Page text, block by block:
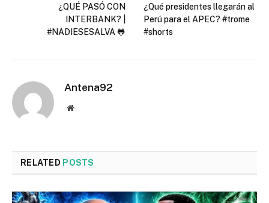
¿QUÉ PASÓ CON
INTERBANK? |
#NADIESESALVA 🐸
¿Qué presidentes llegarán al
Perú para el APEC? #trome
#shorts
Antena92
Website
RELATED POSTS